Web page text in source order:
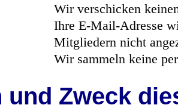
Wir verschicken
Ihre E-Mail-Adresse
Mitgliedern nicht
Wir sammeln keine
und Zweck